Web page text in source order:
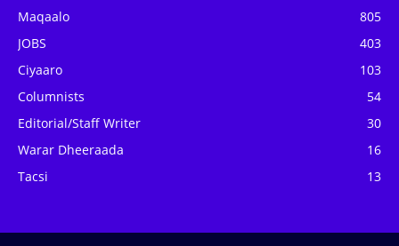
Maqaalo
805
JOBS
403
Ciyaaro
103
Columnists
54
Editorial/Staff Writer
30
Warar Dheeraada
16
Tacsi
13